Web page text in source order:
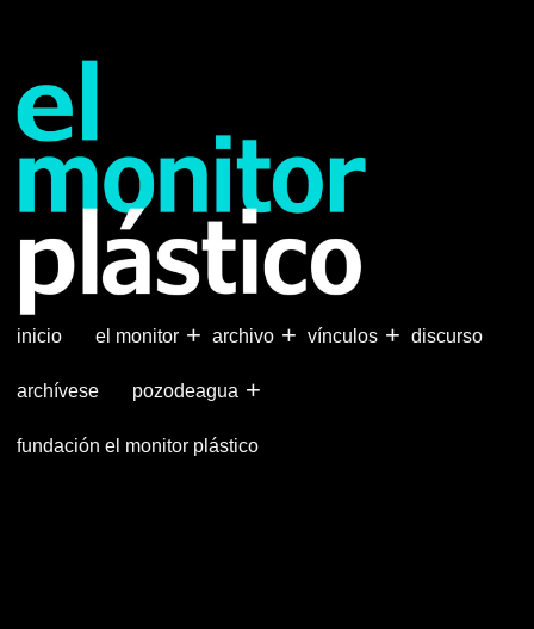
principal
inicio +
el monitor +
archivo +
vínculos discurso
archívese +
pozodeagua
fundación el monitor plástico